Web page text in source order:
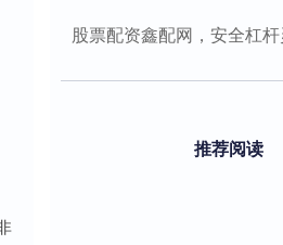
股票配资鑫配网，安全杠
推荐阅读